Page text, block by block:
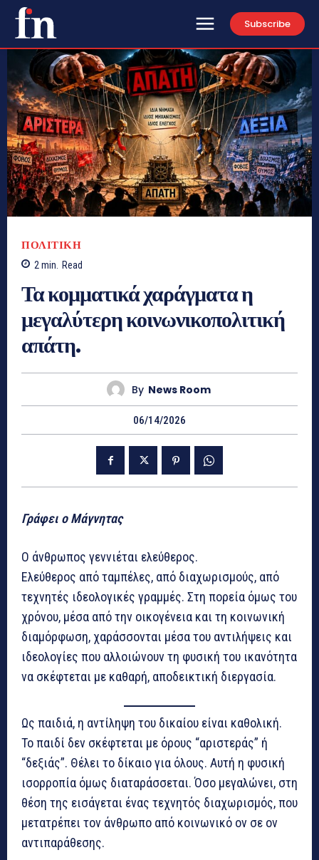
Subscribe
ΠΟΛΙΤΙΚΗ
2min. Read
Τα κομματικά χαράγματα η
μεγαλύτερη κοινωνικοπολιτική
απάτη.
By News Room
06/14/2026
Γράφει ο Μάγνητας
Ο άνθρωπος γεννιέται ελεύθερος.
Ελεύθερος από ταμπέλες, από διαχωρισμούς, από
τεχνητές ιδεολογικές γραμμές. Στη πορεία όμως του
χρόνου, μέσα από την οικογένεια και τη κοινωνική
διαμόρφωση, χαράσσονται μέσα του αντιλήψεις και
ιδεολογίες που αλλοιώνουν τη φυσική του ικανότητα
να σκέφτεται με καθαρή, αποδεικτική διεργασία.
Ως παιδιά, η αντίληψη του δικαίου είναι καθολική.
Το παιδί δεν σκέφτεται με όρους “αριστεράς” ή
“δεξιάς”. Θέλει το δίκαιο για όλους. Αυτή η φυσική
ισορροπία όμως διαταράσσεται. Όσο μεγαλώνει, στη
θέση της εισάγεται ένας τεχνητός διαχωρισμός, που
μετατρέπει τον άνθρωπο από κοινωνικό ον σε ον
αντιπαράθεσης.